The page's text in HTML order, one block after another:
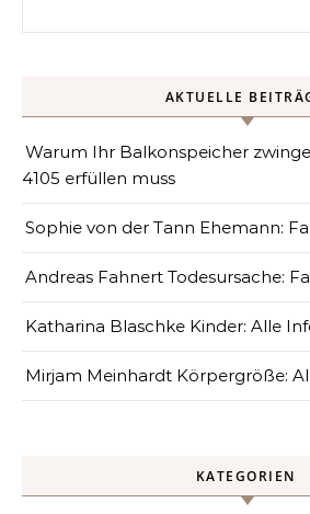
AKTUELLE
Warum Ihr Balkonspeicher
4105 erfüllen muss
Sophie von der Tann Ehemann:
Andreas Fahnert Todesursache:
Katharina Blaschke Kinder: Alle
Mirjam Meinhardt Körpergröße:
KATEGORIEN